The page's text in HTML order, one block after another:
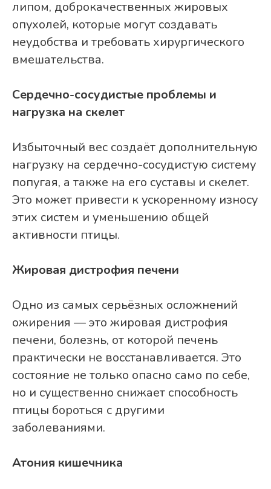
липом, доброкачественных жировых
опухолей, которые могут создавать
неудобства и требовать хирургического
вмешательства.
​​Сердечно-сосудистые проблемы и
нагрузка на скелет
Избыточный вес создаёт дополнительную
нагрузку на сердечно-сосудистую систему
попугая, а также на его суставы и скелет.
Это может привести к ускоренному износу
этих систем и уменьшению общей
активности птицы.
Жировая дистрофия печени
Одно из самых серьёзных осложнений
ожирения — это жировая дистрофия
печени, болезнь, от которой печень
практически не восстанавливается. Это
состояние не только опасно само по себе,
но и существенно снижает способность
птицы бороться с другими
заболеваниями.
Атония кишечника